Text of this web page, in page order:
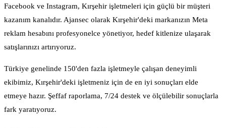
Facebook ve Instagram, Kırşehir işletmeleri için güçlü bir müşteri
kazanım kanalıdır. Ajansec olarak Kırşehir'deki markanızın Meta
reklam hesabını profesyonelce yönetiyor, hedef kitlenize ulaşarak
satışlarınızı artırıyoruz.
Türkiye genelinde 150'den fazla işletmeyle çalışan deneyimli
ekibimiz, Kırşehir'deki işletmeniz için de en iyi sonuçları elde
etmeye hazır. Şeffaf raporlama, 7/24 destek ve ölçülebilir sonuçlarla
fark yaratıyoruz.